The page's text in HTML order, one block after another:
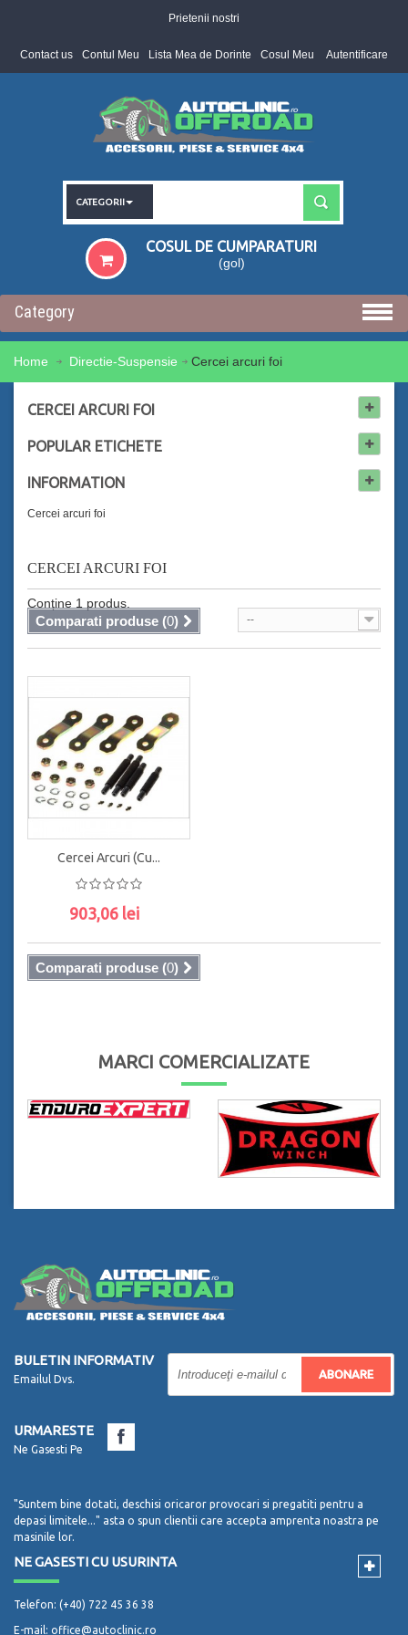
Prietenii nostri
Contact us Contul Meu Lista Mea de Dorinte Cosul Meu Autentificare
CATEGORII
COSUL DE CUMPARATURI
(gol)
Category
Home Directie-Suspensie Cercei arcuri foi
CERCEI ARCURI FOI
POPULAR ETICHETE
INFORMATION
Cercei arcuri foi
CERCEI ARCURI FOI
Conține 1 produs.
--
Comparati produse (0)
Cercei Arcuri (cu...
903,06 lei
ADAUGĂ ÎN COŞ
Comparati produse (0)
MARCI COMERCIALIZATE
BULETIN INFORMATIV
Emailul Dvs. ABONARE
URMARESTE
Ne Gasesti Pe
"Suntem bine dotati, deschisi oricaror provocari si pregatiti pentru a
depasi limitele..." asta o spun clientii care accepta amprenta noastra pe
masinile lor.
NE GASESTI CU USURINTA
Telefon: (+40) 722 45 36 38
E-mail: office@autoclinic.ro